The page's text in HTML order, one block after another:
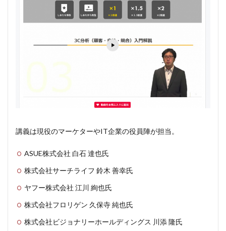
講義は現役のマーケターやIT企業の役員陣が担当。
ASUE株式会社 白石 達也氏
株式会社サーチライフ 鈴木 善幸氏
ヤフー株式会社 江川 絢也氏
株式会社フロリゲン 久保寺 純也氏
株式会社ビジョナリーホールディングス 川添 隆氏